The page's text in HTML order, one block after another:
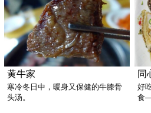
黄牛家
寒冷冬日中，暖身又保健的牛膝骨
头汤。
同
好
食